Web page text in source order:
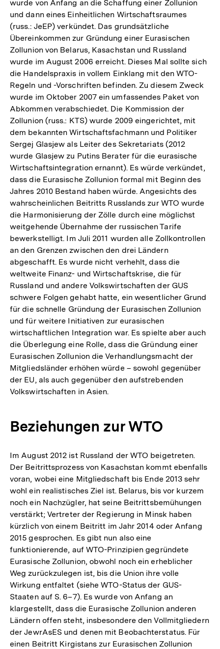
wurde von Anfang an die Schaffung einer Zollunion
und dann eines Einheitlichen Wirtschaftsraumes
(russ.: JeEP) verkündet. Das grundsätzliche
Übereinkommen zur Gründung einer Eurasischen
Zollunion von Belarus, Kasachstan und Russland
wurde im August 2006 erreicht. Dieses Mal sollte sich
die Handelspraxis in vollem Einklang mit den WTO-
Regeln und -Vorschriften befinden. Zu diesem Zweck
wurde im Oktober 2007 ein umfassendes Paket von
Abkommen verabschiedet. Die Kommission der
Zollunion (russ.: KTS) wurde 2009 eingerichtet, mit
dem bekannten Wirtschaftsfachmann und Politiker
Sergej Glasjew als Leiter des Sekretariats (2012
wurde Glasjew zu Putins Berater für die eurasische
Wirtschaftsintegration ernannt). Es würde verkündet,
dass die Eurasische Zollunion formal mit Beginn des
Jahres 2010 Bestand haben würde. Angesichts des
wahrscheinlichen Beitritts Russlands zur WTO wurde
die Harmonisierung der Zölle durch eine möglichst
weitgehende Übernahme der russischen Tarife
bewerkstelligt. Im Juli 2011 wurden alle Zollkontrollen
an den Grenzen zwischen den drei Ländern
abgeschafft. Es wurde nicht verhehlt, dass die
weltweite Finanz- und Wirtschaftskrise, die für
Russland und andere Volkswirtschaften der GUS
schwere Folgen gehabt hatte, ein wesentlicher Grund
für die schnelle Gründung der Eurasischen Zollunion
und für weitere Initiativen zur eurasischen
wirtschaftlichen Integration war. Es spielte aber auch
die Überlegung eine Rolle, dass die Gründung einer
Eurasischen Zollunion die Verhandlungsmacht der
Mitgliedsländer erhöhen würde – sowohl gegenüber
der EU, als auch gegenüber den aufstrebenden
Volkswirtschaften in Asien.
Beziehungen zur WTO
Im August 2012 ist Russland der WTO beigetreten.
Der Beitrittsprozess von Kasachstan kommt ebenfalls
voran, wobei eine Mitgliedschaft bis Ende 2013 sehr
wohl ein realistisches Ziel ist. Belarus, bis vor kurzem
noch ein Nachzügler, hat seine Beitrittsbemühungen
verstärkt; Vertreter der Regierung in Minsk haben
kürzlich von einem Beitritt im Jahr 2014 oder Anfang
2015 gesprochen. Es gibt nun also eine
funktionierende, auf WTO-Prinzipien gegründete
Eurasische Zollunion, obwohl noch ein erheblicher
Weg zurückzulegen ist, bis die Union ihre volle
Wirkung entfaltet (siehe WTO-Status der GUS-
Staaten auf S. 6–7). Es wurde von Anfang an
klargestellt, dass die Eurasische Zollunion anderen
Ländern offen steht, insbesondere den Vollmitgliedern
der JewrAsES und denen mit Beobachterstatus. Für
einen Beitritt Kirgistans zur Eurasischen Zollunion